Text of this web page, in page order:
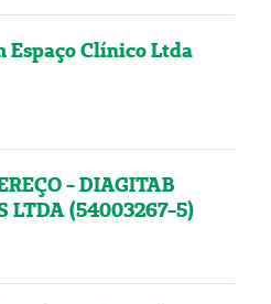
Espaço Clínico Ltda
- DIAGITAB
LTDA (54003267-5)